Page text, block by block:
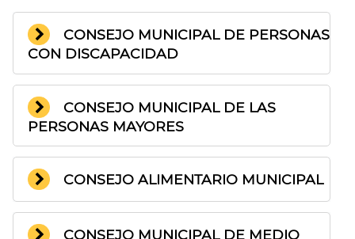
CONSEJO MUNICIPAL DE PERSONAS
CON DISCAPACIDAD
CONSEJO MUNICIPAL DE LAS
PERSONAS MAYORES
CONSEJO ALIMENTARIO MUNICIPAL
CONSEJO MUNICIPAL DE MEDIO